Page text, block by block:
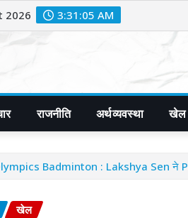
2026 3:31:06 AM
राजनीति अर्थव्यवस्था खेल
Badminton : Lakshya Sen ने
खेल